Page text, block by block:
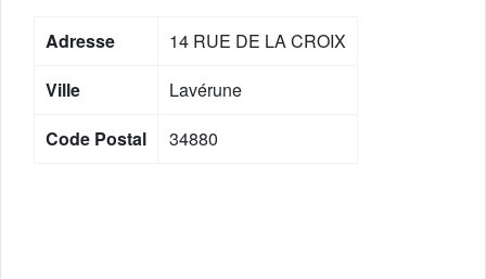
Adresse
14 RUE DE LA CROIX
Ville
Lavérune
Code Postal
34880